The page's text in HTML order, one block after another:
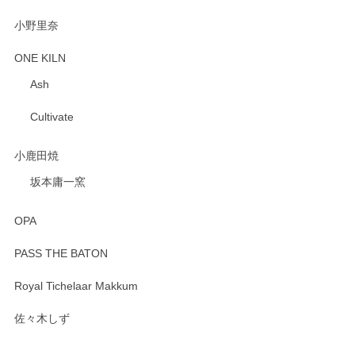
小野里奈
ONE KILN
Ash
Cultivate
小鹿田焼
坂本庸一窯
OPA
PASS THE BATON
Royal Tichelaar Makkum
佐々木しず